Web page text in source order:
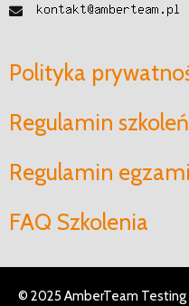
Polityka
Regulamin szkoleń
Regulamin
FAQ Szkolenia
© 2025 AmberTeam Testing